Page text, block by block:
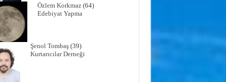
Özlem Korkmaz(64)
Edebiyat Yapma
Şenol Tombaş(39)
Kurtarıcılar Derneği